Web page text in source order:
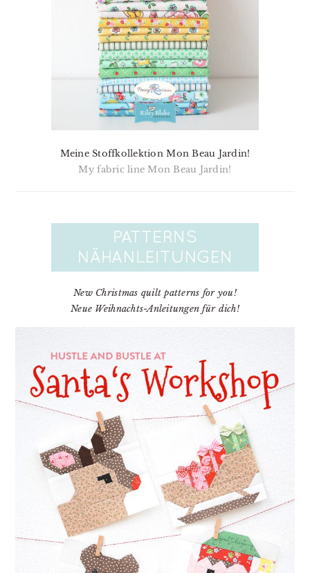
Meine Stoffkollektion Mon Beau Jardin!
My fabric line Mon Beau Jardin!
New Christmas quilt patterns for you!
Neue Weihnachts-Anleitungen für dich!